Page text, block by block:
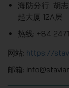
海防分行: 胡
起大厦 12A层
热线: +84
网站: https://
邮箱: